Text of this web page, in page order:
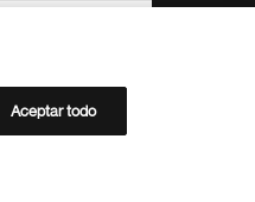
de Novartis
Aceptar todo